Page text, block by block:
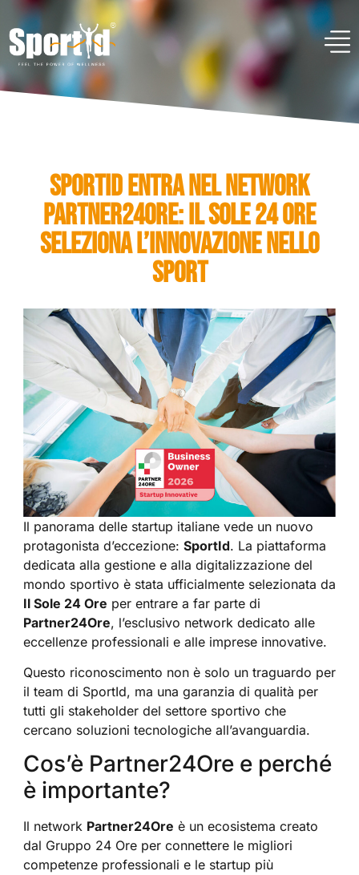
SPORTID ENTRA NEL NETWORK
PARTNER24ORE: IL SOLE 24 ORE
SELEZIONA L’INNOVAZIONE NELLO
SPORT
Il panorama delle startup italiane vede un nuovo
protagonista d’eccezione: SportId. La piattaforma
dedicata alla gestione e alla digitalizzazione del
mondo sportivo è stata ufficialmente selezionata da
Il Sole 24 Ore per entrare a far parte di
Partner24Ore, l’esclusivo network dedicato alle
eccellenze professionali e alle imprese innovative.
Questo riconoscimento non è solo un traguardo per
il team di SportId, ma una garanzia di qualità per
tutti gli stakeholder del settore sportivo che
cercano soluzioni tecnologiche all’avanguardia.
Cos’è Partner24Ore e perché
è importante?
Il network Partner24Ore è un ecosistema creato
dal Gruppo 24 Ore per connettere le migliori
competenze professionali e le startup più